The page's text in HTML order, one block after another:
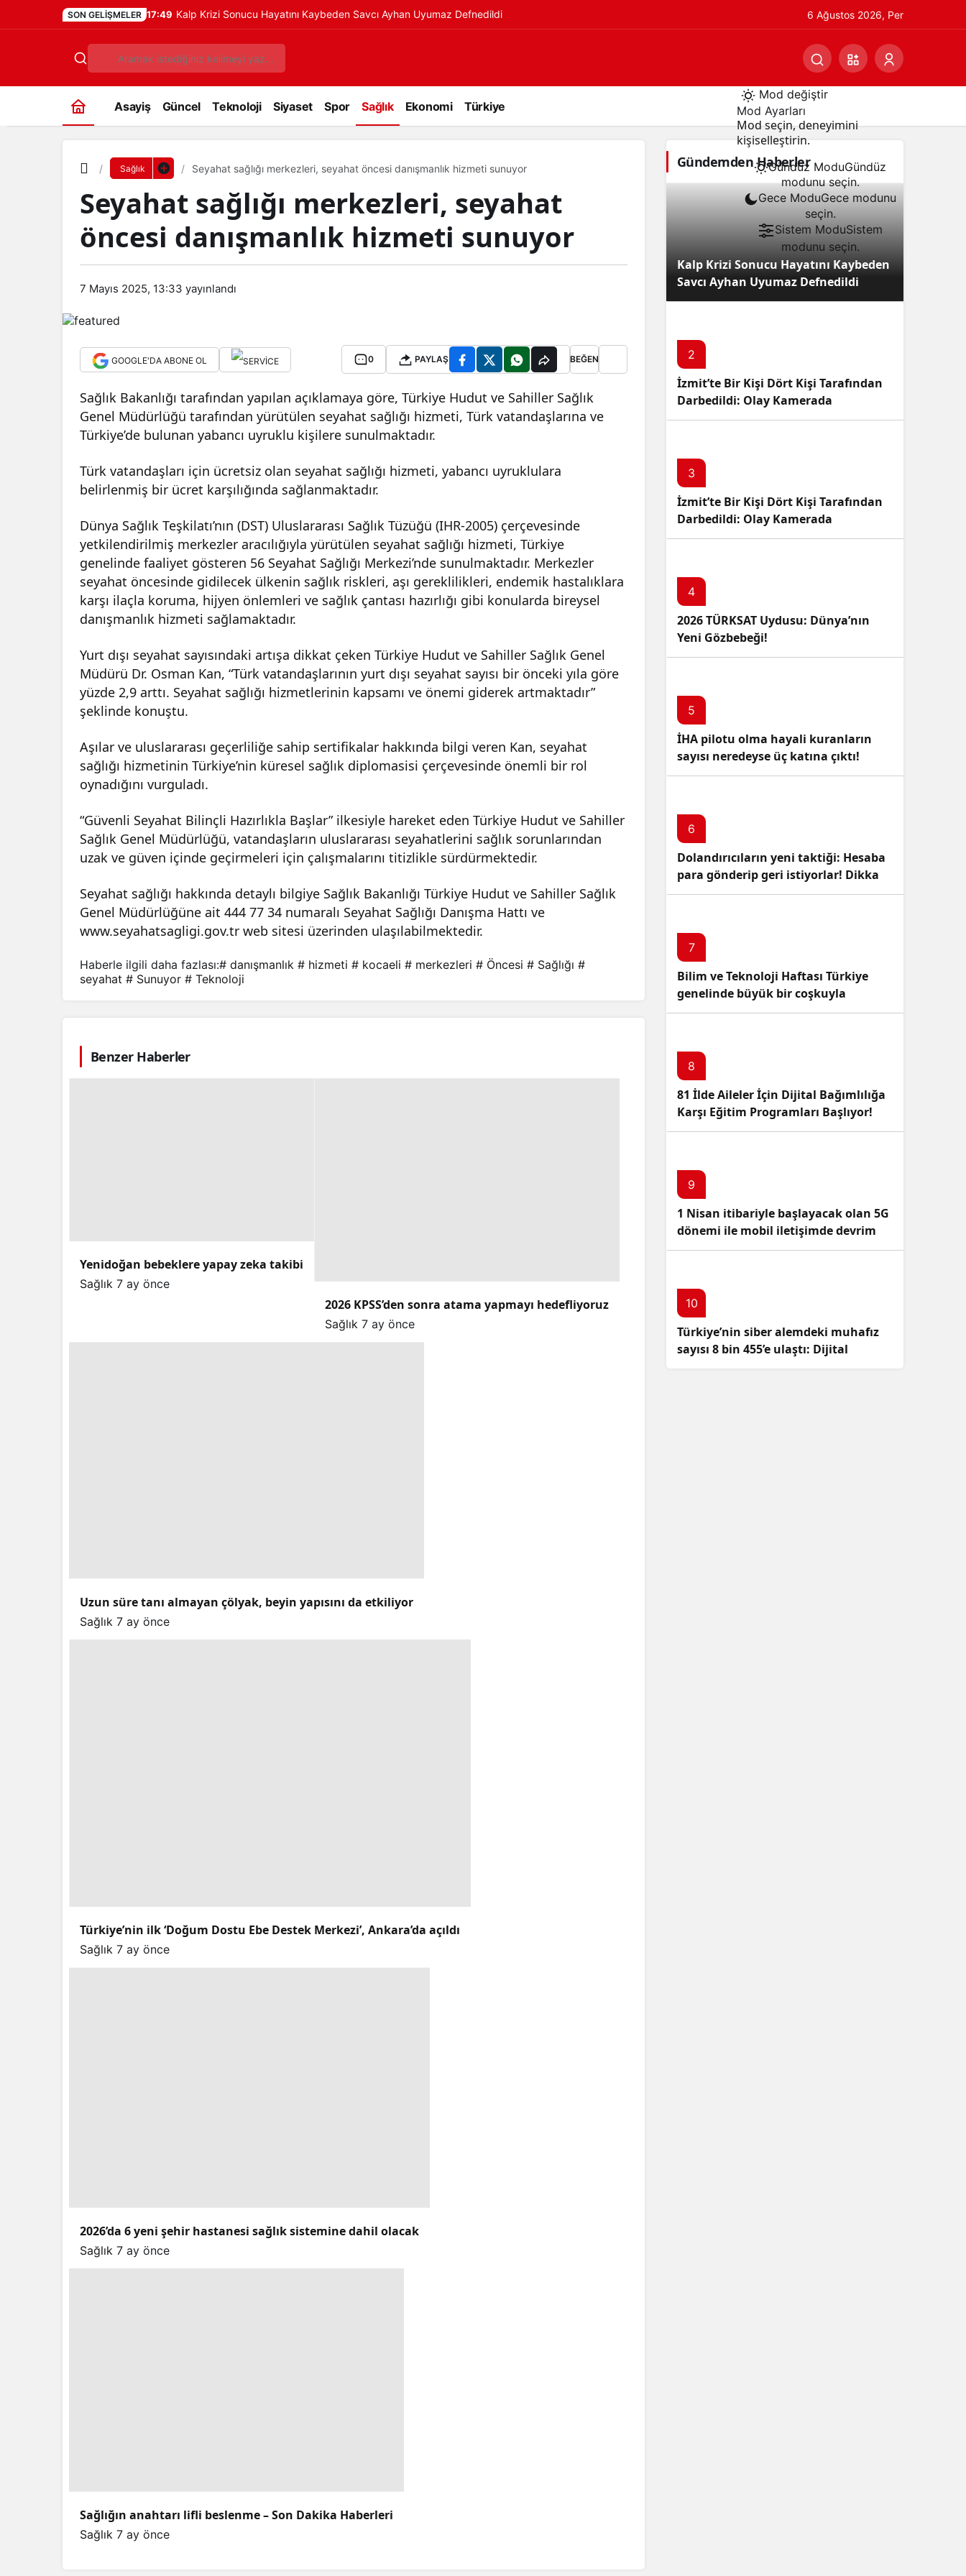
SON GELIŞMELER 17:49 Kalp Krizi Sonucu Hayatını Kaybeden Savcı Ayhan Uyumaz Defnedildi 6 Ağustos 2026, Per
Asayiş Güncel Teknoloji Siyaset Spor Sağlık Ekonomi Türkiye
Mod değiştir
Mod Ayarları
Mod seçin, deneyimini
kişiselleştirin.
Gündüz ModuGündüz
modunu seçin.
Gece ModuGece modunu
seçin.
Sistem ModuSistem
modunu seçin.
Sağlık Seyahat sağlığı merkezleri, seyahat öncesi danışmanlık hizmeti sunuyor
Seyahat sağlığı merkezleri, seyahat
öncesi danışmanlık hizmeti sunuyor
7 Mayıs 2025, 13:33 yayınlandı
GOOGLE'DA ABONE OL 0 PAYLAŞ BEĞEN
Sağlık Bakanlığı tarafından yapılan açıklamaya göre, Türkiye Hudut ve Sahiller Sağlık
Genel Müdürlüğü tarafından yürütülen seyahat sağlığı hizmeti, Türk vatandaşlarına ve
Türkiye’de bulunan yabancı uyruklu kişilere sunulmaktadır.
Türk vatandaşları için ücretsiz olan seyahat sağlığı hizmeti, yabancı uyruklulara
belirlenmiş bir ücret karşılığında sağlanmaktadır.
Dünya Sağlık Teşkilatı’nın (DST) Uluslararası Sağlık Tüzüğü (IHR-2005) çerçevesinde
yetkilendirilmiş merkezler aracılığıyla yürütülen seyahat sağlığı hizmeti, Türkiye
genelinde faaliyet gösteren 56 Seyahat Sağlığı Merkezi’nde sunulmaktadır. Merkezler
seyahat öncesinde gidilecek ülkenin sağlık riskleri, aşı gereklilikleri, endemik hastalıklara
karşı ilaçla koruma, hijyen önlemleri ve sağlık çantası hazırlığı gibi konularda bireysel
danışmanlık hizmeti sağlamaktadır.
Yurt dışı seyahat sayısındaki artışa dikkat çeken Türkiye Hudut ve Sahiller Sağlık Genel
Müdürü Dr. Osman Kan, “Türk vatandaşlarının yurt dışı seyahat sayısı bir önceki yıla göre
yüzde 2,9 arttı. Seyahat sağlığı hizmetlerinin kapsamı ve önemi giderek artmaktadır”
şeklinde konuştu.
Aşılar ve uluslararası geçerliliğe sahip sertifikalar hakkında bilgi veren Kan, seyahat
sağlığı hizmetinin Türkiye’nin küresel sağlık diplomasisi çerçevesinde önemli bir rol
oynadığını vurguladı.
“Güvenli Seyahat Bilinçli Hazırlıkla Başlar” ilkesiyle hareket eden Türkiye Hudut ve Sahiller
Sağlık Genel Müdürlüğü, vatandaşların uluslararası seyahatlerini sağlık sorunlarından
uzak ve güven içinde geçirmeleri için çalışmalarını titizlikle sürdürmektedir.
Seyahat sağlığı hakkında detaylı bilgiye Sağlık Bakanlığı Türkiye Hudut ve Sahiller Sağlık
Genel Müdürlüğüne ait 444 77 34 numaralı Seyahat Sağlığı Danışma Hattı ve
www.seyahatsagligi.gov.tr web sitesi üzerinden ulaşılabilmektedir.
Haberle ilgili daha fazlası:# danışmanlık # hizmeti # kocaeli # merkezleri # Öncesi # Sağlığı #
seyahat # Sunuyor # Teknoloji
Benzer Haberler
Yenidoğan bebeklere yapay zeka takibi
Sağlık 7 ay önce
2026 KPSS’den sonra atama yapmayı hedefliyoruz
Sağlık 7 ay önce
Uzun süre tanı almayan çölyak, beyin yapısını da etkiliyor
Sağlık 7 ay önce
Türkiye’nin ilk ‘Doğum Dostu Ebe Destek Merkezi’, Ankara’da açıldı
Sağlık 7 ay önce
2026’da 6 yeni şehir hastanesi sağlık sistemine dahil olacak
Sağlık 7 ay önce
Sağlığın anahtarı lifli beslenme – Son Dakika Haberleri
Sağlık 7 ay önce
Gündemden Haberler
Kalp Krizi Sonucu Hayatını Kaybeden
Savcı Ayhan Uyumaz Defnedildi
2
İzmit’te Bir Kişi Dört Kişi Tarafından
Darbedildi: Olay Kamerada
3
İzmit’te Bir Kişi Dört Kişi Tarafından
Darbedildi: Olay Kamerada
4
2026 TÜRKSAT Uydusu: Dünya’nın
Yeni Gözbebeği!
5
İHA pilotu olma hayali kuranların
sayısı neredeyse üç katına çıktı!
6
Dolandırıcıların yeni taktiği: Hesaba
para gönderip geri istiyorlar! Dikkat
Edin!
7
Bilim ve Teknoloji Haftası Türkiye
genelinde büyük bir coşkuyla
kutlandı: İşte Etkinlikler ve
8
81 İlde Aileler İçin Dijital Bağımlılığa
Karşı Eğitim Programları Başlıyor!
9
1 Nisan itibariyle başlayacak olan 5G
dönemi ile mobil iletişimde devrim
başlıyor!
10
Türkiye’nin siber alemdeki muhafız
sayısı 8 bin 455’e ulaştı: Dijital